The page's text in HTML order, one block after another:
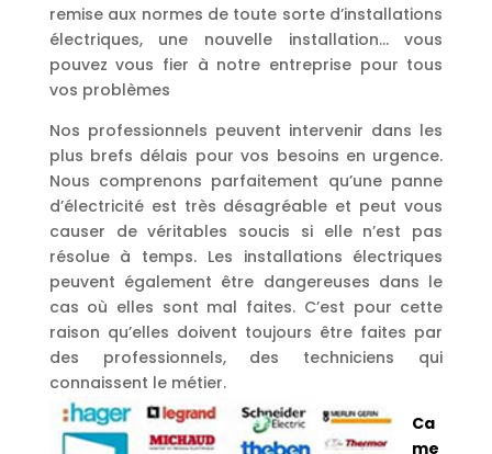
remise aux normes de toute sorte d’installations
électriques, une nouvelle installation… vous
pouvez vous fier à notre entreprise pour tous
vos problèmes
Nos professionnels peuvent intervenir dans les
plus brefs délais pour vos besoins en urgence.
Nous comprenons parfaitement qu’une panne
d’électricité est très désagréable et peut vous
causer de véritables soucis si elle n’est pas
résolue à temps. Les installations électriques
peuvent également être dangereuses dans le
cas où elles sont mal faites. C’est pour cette
raison qu’elles doivent toujours être faites par
des professionnels, des techniciens qui
connaissent le métier.
Ca
me